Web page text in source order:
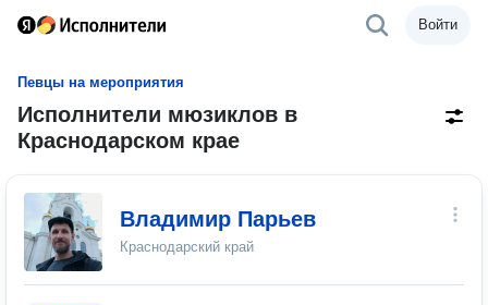
Войти
Певцы на мероприятия
Исполнители мюзиклов в
Краснодарском крае
Владимир Парьев
Краснодарский край